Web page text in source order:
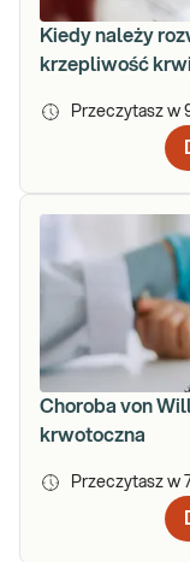
Kiedy należy
krzepliwość
Przeczytasz w
Choroba von
krwotoczna
Przeczytasz w